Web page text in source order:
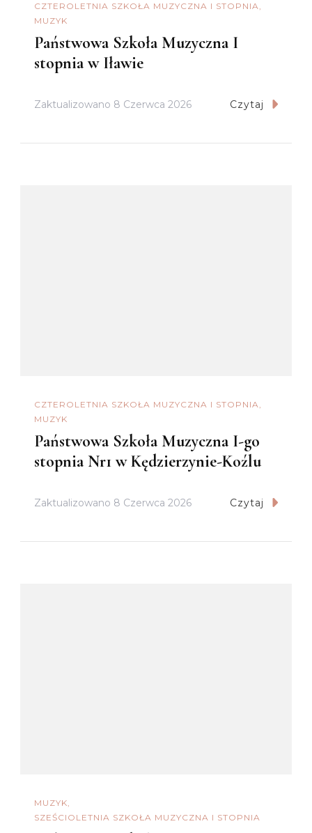
CZTEROLETNIA SZKOŁA MUZYCZNA I STOPNIA
MUZYK
Państwowa Szkoła Muzyczna I
stopnia w Iławie
Zaktualizowano 8 Czerwca 2026 Czytaj
CZTEROLETNIA SZKOŁA MUZYCZNA I STOPNIA
MUZYK
Państwowa Szkoła Muzyczna I-go
stopnia Nr1 w Kędzierzynie-Koźlu
Zaktualizowano 8 Czerwca 2026 Czytaj
MUZYK
SZEŚCIOLETNIA SZKOŁA MUZYCZNA I STOPNIA